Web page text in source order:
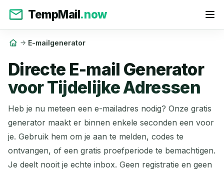
TempMail.now
E-mailgenerator
Directe E-mail Generator
voor Tijdelijke Adressen
Heb je nu meteen een e-mailadres nodig? Onze gratis
generator maakt er binnen enkele seconden een voor
je. Gebruik hem om je aan te melden, codes te
ontvangen, of een gratis proefperiode te bemachtigen.
Je deelt nooit je echte inbox. Geen registratie en geen